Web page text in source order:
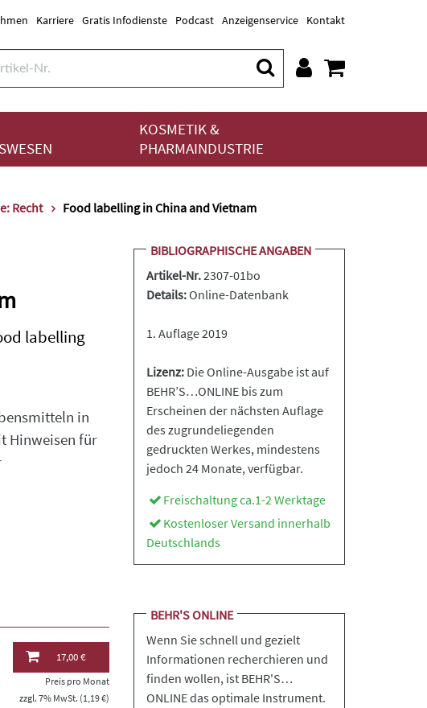
Karriere Gratis Infodienste Podcast Anzeigenservice Kontakt
KOSMETIK &
PHARMAINDUSTRIE
Recht Food labelling in China and Vietnam
labelling
in
Hinweisen für
BIBLIOGRAPHISCHE ANGABEN
Artikel-Nr.2307-01bo
Details:Online-Datenbank
1. Auflage 2019
Lizenz: Die Online-Ausgabe ist auf
BEHR’S…ONLINE bis zum
Erscheinen der nächsten Auflage
des zugrundeliegenden
gedruckten Werkes, mindestens
jedoch 24 Monate, verfügbar.
Freischaltung ca.1-2 Werktage
Kostenloser Versand innerhalb
Deutschlands
17,00 €
Preis pro Monat
zzgl. 7% MwSt. (1,19 €)
BEHR'S ONLINE
Wenn Sie schnell und gezielt
Informationen recherchieren und
finden wollen, ist BEHR'S…
ONLINE das optimale Instrument.